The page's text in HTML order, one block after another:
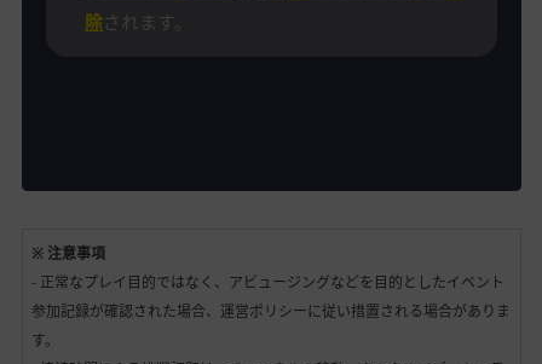
除されます。
※ 注意事項
- 正常なプレイ目的ではなく、アビュージングなどを目的としたイベント
参加記録が確認された場合、運営ポリシーに従い措置される場合がありま
す。